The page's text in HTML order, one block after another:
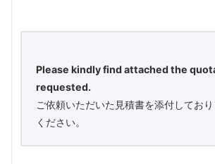
Please kindly find attached the
requested.
ご依頼いただいた見積書を添付してお
ください。